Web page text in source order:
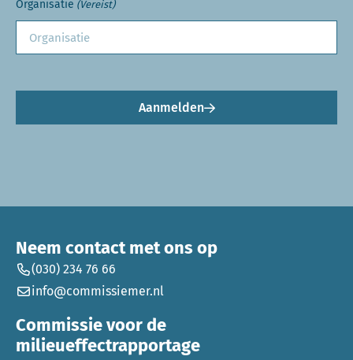
Organisatie (Vereist)
Aanmelden
Neem contact met ons op
(030) 234 76 66
info@commissiemer.nl
Commissie voor de
milieueffectrapportage